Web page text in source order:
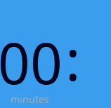
00
minutes
: